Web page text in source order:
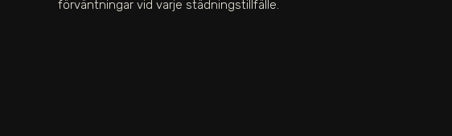
förväntningar vid varje städningstillfälle.